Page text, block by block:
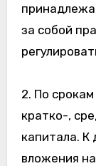
за собой
2. По
кратко-,
капитала. К
вложения